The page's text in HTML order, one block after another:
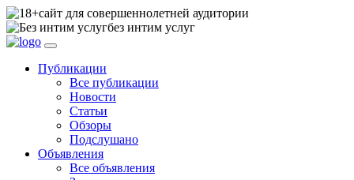
сайт для совершеннолетней аудитории
без интим услуг
Публикации
Все публикации
Новости
Статьи
Обзоры
Подслушано
Объявления
Все объявления